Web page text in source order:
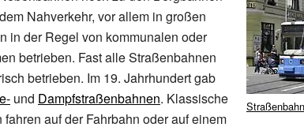
Nahverkehr, vor allem in großen
in der Regel von kommunalen oder
betrieben. Fast alle Straßenbahnen
betrieben. Im 19. Jahrhundert gab
und Dampfstraßenbahnen. Klassische
auf der Fahrbahn oder auf einem